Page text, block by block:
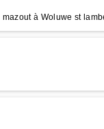
à Woluwe st